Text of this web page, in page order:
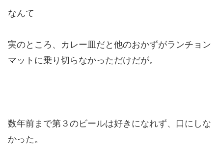
なんて
実のところ、カレー皿だと他のおかずがランチョン
マットに乗り切らなかっただけだが。
数年前まで第３のビールは好きになれず、口にしな
かった。